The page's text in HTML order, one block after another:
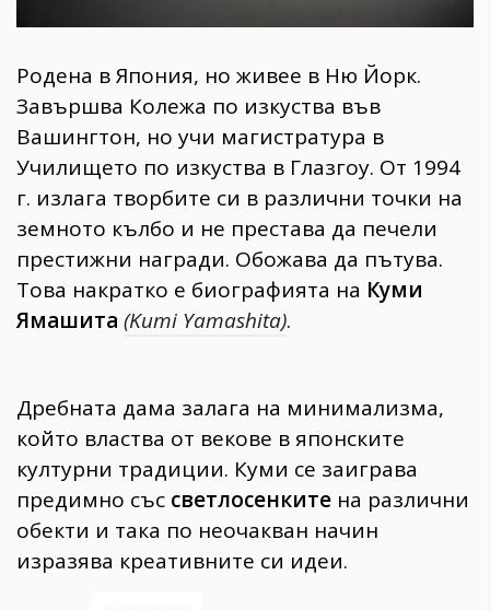
Здраве
Gentlemen
382
Wellness
1816
ПОСЛЕДВАЙТЕ
НИ
Родена в Япония, но живее в Ню Йорк.
Завършва Колежа по изкуства във
Вашингтон, но учи магистратура в
Училището по изкуства в Глазгоу. От 1994
г. излага творбите си в различни точки на
земното кълбо и не престава да печели
престижни награди. Обожава да пътува.
Това накратко е биографията на Куми
Ямашита (Kumi Yamashita).
Дребната дама залага на минимализма,
който властва от векове в японските
културни традиции. Куми се заиграва
предимно със светлосенките на различни
обекти и така по неочакван начин
изразява креативните си идеи.